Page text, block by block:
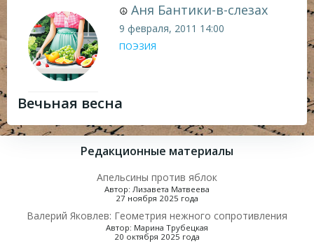
☮ Аня Бантики-в-слезах
9 февраля, 2011 14:00
ПОЭЗИЯ
Вечьная весна
Редакционные материалы
Апельсины против яблок
Автор: Лизавета Матвеева
27 ноября 2025 года
Валерий Яковлев: Геометрия нежного сопротивления
Автор: Марина Трубецкая
20 октября 2025 года